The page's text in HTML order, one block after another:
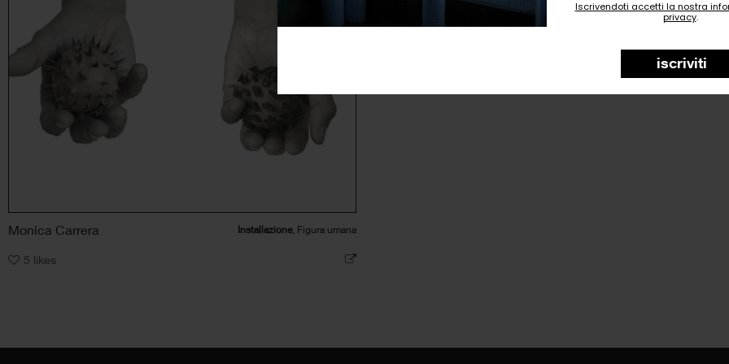
Iscrivendoti accetti la nostra
privacy.
iscriviti
Monica Carrera Installazione, Figura umana
5 likes